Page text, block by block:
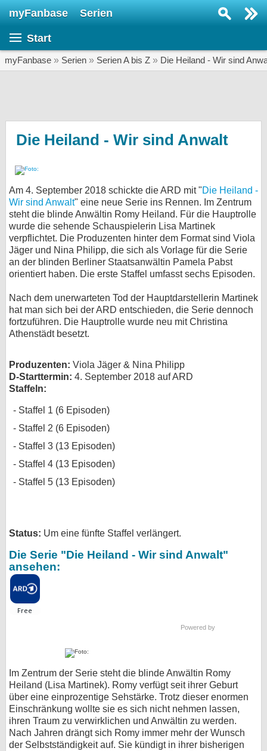
myFanbase Serien
Start
myFanbase » Serien » Serien A bis Z » Die Heiland - Wir sind
Die Heiland - Wir sind Anwalt
Am 4. September 2018 schickte die ARD mit "Die Heiland -
Wir sind Anwalt" eine neue Serie ins Rennen. Im Zentrum
steht die blinde Anwältin Romy Heiland. Für die Hauptrolle
wurde die sehende Schauspielerin Lisa Martinek
verpflichtet. Die Produzenten hinter dem Format sind Viola
Jäger und Nina Philipp, die sich als Vorlage für die Serie
an der blinden Berliner Staatsanwältin Pamela Pabst
orientiert haben. Die erste Staffel umfasst sechs Episoden.
Nach dem unerwarteten Tod der Hauptdarstellerin Martinek
hat man sich bei der ARD entschieden, die Serie dennoch
fortzuführen. Die Hauptrolle wurde neu mit Christina
Athenstädt besetzt.
Produzenten: Viola Jäger & Nina Philipp
D-Starttermin: 4. September 2018 auf ARD
Staffeln:
Staffel 1 (6 Episoden)
Staffel 2 (6 Episoden)
Staffel 3 (13 Episoden)
Staffel 4 (13 Episoden)
Staffel 5 (13 Episoden)
Status: Um eine fünfte Staffel verlängert.
Die Serie "Die Heiland - Wir sind Anwalt"
ansehen:
Powered by
Im Zentrum der Serie steht die blinde Anwältin Romy
Heiland (Lisa Martinek). Romy verfügt seit ihrer Geburt
über eine einprozentige Sehstärke. Trotz dieser enormen
Einschränkung wollte sie es sich nicht nehmen lassen,
ihren Traum zu verwirklichen und Anwältin zu werden.
Nach Jahren drängt sich Romy immer mehr der Wunsch
der Selbstständigkeit auf. Sie kündigt in ihrer bisherigen
SERIEN
Specials
SERVICE
Gewinnspiele
Forum
bei Facebook
Nutzungsbedingungen